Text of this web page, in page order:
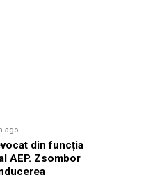
ago
din funcția
AEP. Zsombor